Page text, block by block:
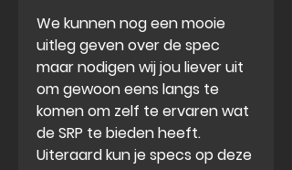
We kunnen nog een mooie
uitleg geven over de spec
maar nodigen wij jou liever uit
om gewoon eens langs te
komen om zelf te ervaren wat
de SRP te bieden heeft.
Uiteraard kun je specs op deze